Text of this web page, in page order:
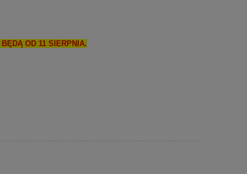
OD 11 SIERPNIA.